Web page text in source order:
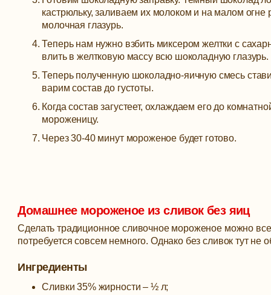
кастрюльку, заливаем их молоком и на малом
молочная глазурь.
Теперь нам нужно взбить миксером желтки с
влить в желтковую массу всю шоколадную глазурь.
Теперь полученную шоколадно-яичную смесь
варим состав до густоты.
Когда состав загустеет, охлаждаем его до
мороженицу.
Через 30-40 минут мороженое будет готово.
Домашнее мороженое из сливок без яиц
Сделать традиционное сливочное мороженое можно
потребуется совсем немного. Однако без сливок тут не
Ингредиенты
Сливки 35% жирности – ½ л;